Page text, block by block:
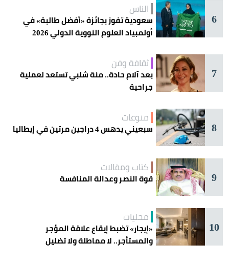
6
الناس
سعودية تفوز بجائزة «أفضل طالبة» في
أولمبياد العلوم النووية الدولي 2026
7
ثقافة وفن
بعد آلام حادة.. منة شلبي تستعد لعملية
جراحية
8
منوعات
سبعيني يدهس 4 دراجين مرتين في إيطاليا
9
كتاب ومقالات
قوة النصر وعدالة المنافسة
10
محليات
«إيجار» تضبط إيقاع علاقة المؤجر
والمستأجر.. لا مماطلة ولا تضليل